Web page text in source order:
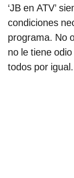
‘JB en ATV’
condiciones
programa. No
no le tiene
todos por igual.